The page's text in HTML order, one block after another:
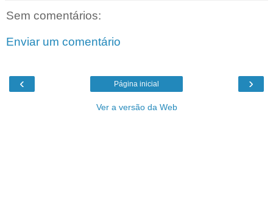
Sem comentários:
Enviar um comentário
‹ ›
Página inicial
Ver a versão da Web